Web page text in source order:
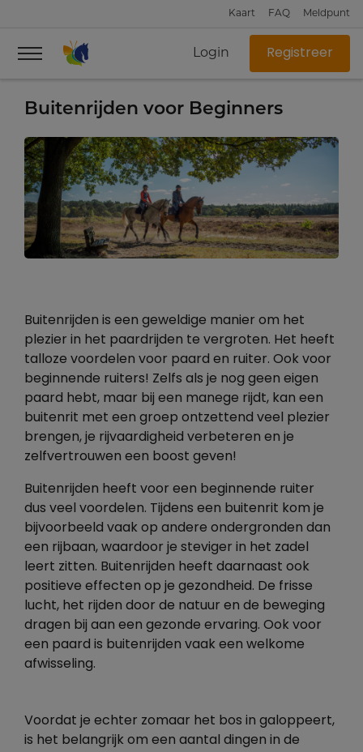
Kaart FAQ Meldpunt
Login Registreer
Buitenrijden voor Beginners
Buitenrijden is een geweldige manier om het
plezier in het paardrijden te vergroten. Het heeft
talloze voordelen voor paard en ruiter. Ook voor
beginnende ruiters! Zelfs als je nog geen eigen
paard hebt, maar bij een manege rijdt, kan een
buitenrit met een groep ontzettend veel plezier
brengen, je rijvaardigheid verbeteren en je
zelfvertrouwen een boost geven!
Buitenrijden heeft voor een beginnende ruiter
dus veel voordelen. Tijdens een buitenrit kom je
bijvoorbeeld vaak op andere ondergronden dan
een rijbaan, waardoor je steviger in het zadel
leert zitten. Buitenrijden heeft daarnaast ook
positieve effecten op je gezondheid. De frisse
lucht, het rijden door de natuur en de beweging
dragen bij aan een gezonde ervaring. Ook voor
een paard is buitenrijden vaak een welkome
afwisseling.
Voordat je echter zomaar het bos in galoppeert,
is het belangrijk om een aantal dingen in de